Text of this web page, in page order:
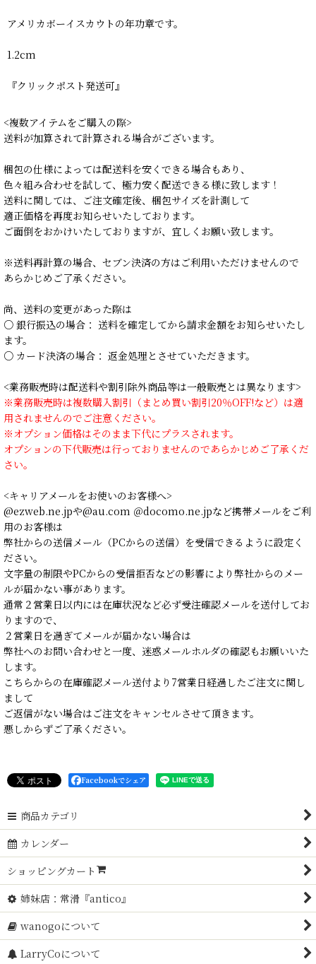
アメリカボーイスカウトの年功章です。
1.2cm
『クリックポスト発送可』
<複数アイテムをご購入の際>
送料が加算されて計算される場合がございます。
梱包の仕様によっては配送料を安くできる場合もあり、
色々組み合わせを試して、極力安く配送できる様に致します！
送料に関しては、ご注文確定後、梱包サイズを計測して
適正価格を再度お知らせいたしております。
ご面倒をおかけいたしておりますが、宜しくお願い致します。
※送料再計算の場合、セブン決済の方はご利用いただけませんので
あらかじめご了承ください。
尚、送料の変更があった際は
○ 銀行振込の場合： 送料を確定してから請求金額をお知らせいたし
ます。
○ カード決済の場合： 返金処理とさせていただきます。
<業務販売時は配送料や割引除外商品等は一般販売とは異なります>
※業務販売時は複数購入割引（まとめ買い割引20％OFF!など）は適
用されませんのでご注意ください。
※オプション価格はそのまま下代にプラスされます。
オプションの下代販売は行っておりませんのであらかじめご了承くだ
さい。
<キャリアメールをお使いのお客様へ>
@ezweb.ne.jpや@au.com ＠docomo.ne.jpなど携帯メールをご利
用のお客様は
弊社からの送信メール（PCからの送信）を受信できるように設定く
ださい。
文字量の制限やPCからの受信拒否などの影響により弊社からのメー
ルが届かない事があります。
通常２営業日以内には在庫状況など必ず受注確認メールを送付してお
りますので、
２営業日を過ぎてメールが届かない場合は
弊社へのお問い合わせと一度、迷惑メールホルダの確認もお願いいた
します。
こちらからの在庫確認メール送付より7営業日経過したご注文に関し
まして
ご返信がない場合はご注文をキャンセルさせて頂きます。
悪しからずご了承ください。
Facebookでシェア
商品カテゴリ
カレンダー
ショッピングカート
姉妹店：常滑『antico』
wanogoについて
LarryCoについて